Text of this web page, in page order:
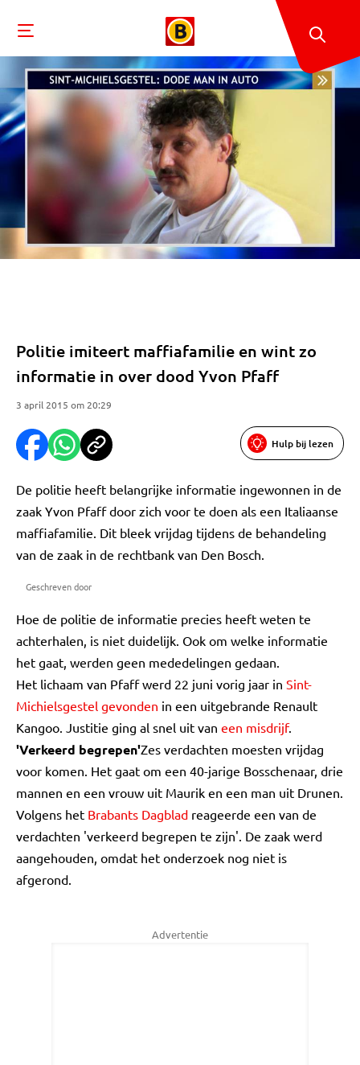
Politie imiteert maffiafamilie en wint zo
informatie in over dood Yvon Pfaff
3 april 2015 om 20:29
Hulp bij lezen
De politie heeft belangrijke informatie ingewonnen in de
zaak Yvon Pfaff door zich voor te doen als een Italiaanse
maffiafamilie. Dit bleek vrijdag tijdens de behandeling
van de zaak in de rechtbank van Den Bosch.
Geschreven door
Hoe de politie de informatie precies heeft weten te
achterhalen, is niet duidelijk. Ook om welke informatie
het gaat, werden geen mededelingen gedaan.
Het lichaam van Pfaff werd 22 juni vorig jaar in Sint-
Michielsgestel gevonden in een uitgebrande Renault
Kangoo. Justitie ging al snel uit van een misdrijf.
'Verkeerd begrepen'Zes verdachten moesten vrijdag
voor komen. Het gaat om een 40-jarige Bosschenaar, drie
mannen en een vrouw uit Maurik en een man uit Drunen.
Volgens het Brabants Dagblad reageerde een van de
verdachten 'verkeerd begrepen te zijn'. De zaak werd
aangehouden, omdat het onderzoek nog niet is
afgerond.
Advertentie